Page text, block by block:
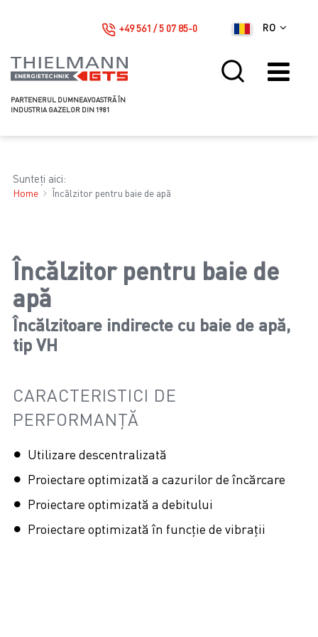
PARTENERUL DUMNEAVOASTRĂ ÎN
INDUSTRIA GAZELOR DIN 1981
RO
+49 561 / 5 07 85-0
Sunteți aici:
Home Încălzitor pentru baie de apă
Încălzitor pentru baie de
apă
Încălzitoare indirecte cu baie de apă,
tip VH
CARACTERISTICI DE
PERFORMANȚĂ
Utilizare descentralizată
Proiectare optimizată a cazurilor de încărcare
Proiectare optimizată a debitului
Proiectare optimizată în funcție de vibrații